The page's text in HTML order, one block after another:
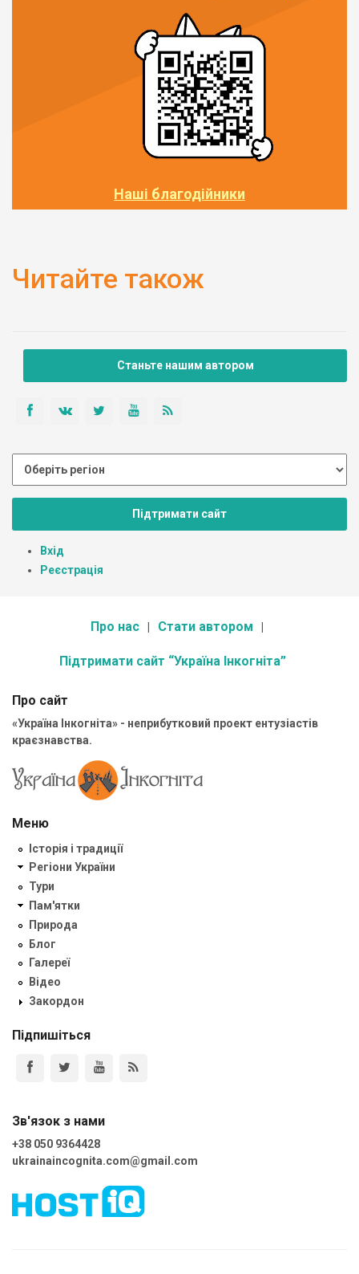
Наші благодійники
Читайте також
Станьте нашим автором
Підтримати сайт
Вхід
Реєстрація
Про нас Стати автором
Підтримати сайт “Україна Інкогніта”
Про сайт
«Україна Інкогніта» - неприбутковий проект ентузіастів
краєзнавства.
Меню
Історія і традиції
Регіони України
Тури
Пам'ятки
Природа
Блог
Галереї
Відео
Закордон
Підпишіться
Зв'язок з нами
+38 050 9364428
ukrainaincognita.com@gmail.com